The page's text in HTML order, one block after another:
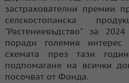
застрахователни премии
селскостопанска
"Растениевъдство" за
поради големия
схемата през тази
подпомагане на всички
посочват от Фонда.